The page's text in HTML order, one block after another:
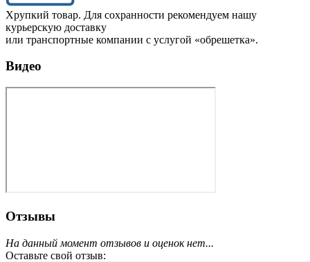
Хрупкий товар. Для сохранности рекомендуем нашу
курьерскую доставку
или транспортные компании с услугой «обрешетка».
Видео
Отзывы
На данный момент отзывов и оценок нет...
Оставьте свой отзыв: